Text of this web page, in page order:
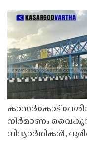
കാസർകോട്
നിർമാണം
വിദ്യാർഥികൾ,